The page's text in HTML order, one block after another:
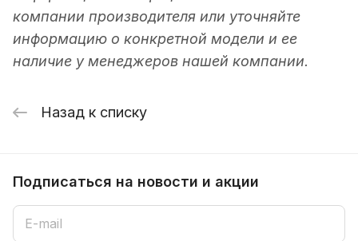
компании производителя или уточняйте
информацию о конкретной модели и ее
наличие у менеджеров нашей компании.
Назад к списку
Подписаться на новости и акции